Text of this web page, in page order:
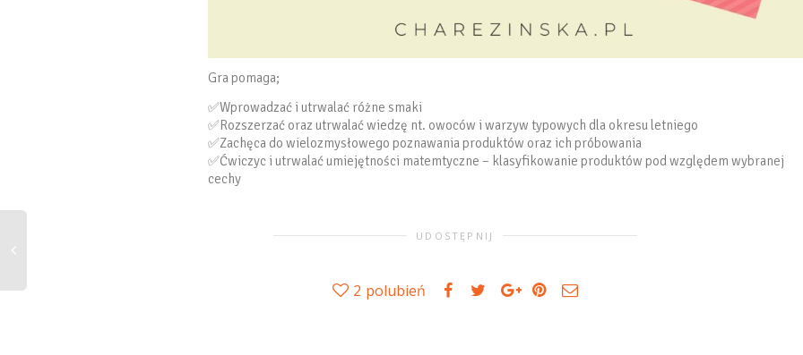
Gra pomaga;
✅Wprowadzać i utrwalać różne smaki
✅Rozszerzać oraz utrwalać wiedzę nt. owoców i warzyw typowych dla okresu letniego
✅Zachęca do wielozmysłowego poznawania produktów oraz ich próbowania
✅Ćwiczyc i utrwalać umiejętności matemtyczne – klasyfikowanie produktów pod względem wybranej
cechy
UDOSTĘPNIJ
2 polubień